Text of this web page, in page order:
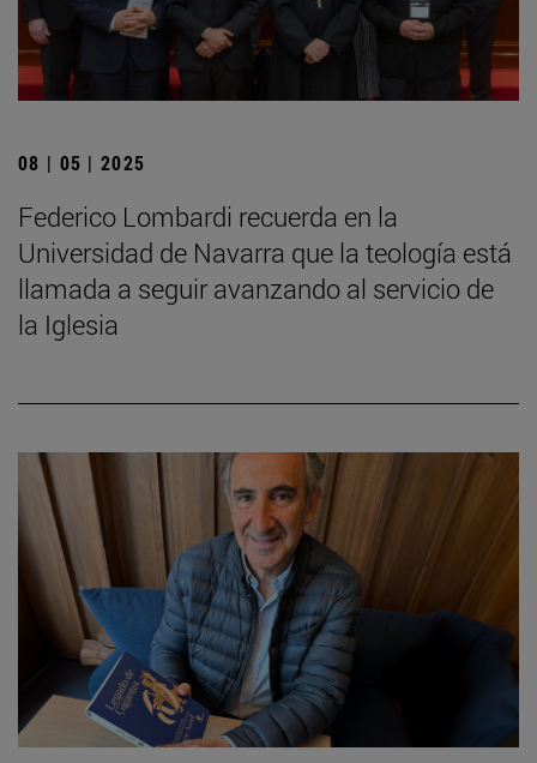
08 | 05 | 2025
Federico Lombardi recuerda en la
Universidad de Navarra que la teología está
llamada a seguir avanzando al servicio de
la Iglesia